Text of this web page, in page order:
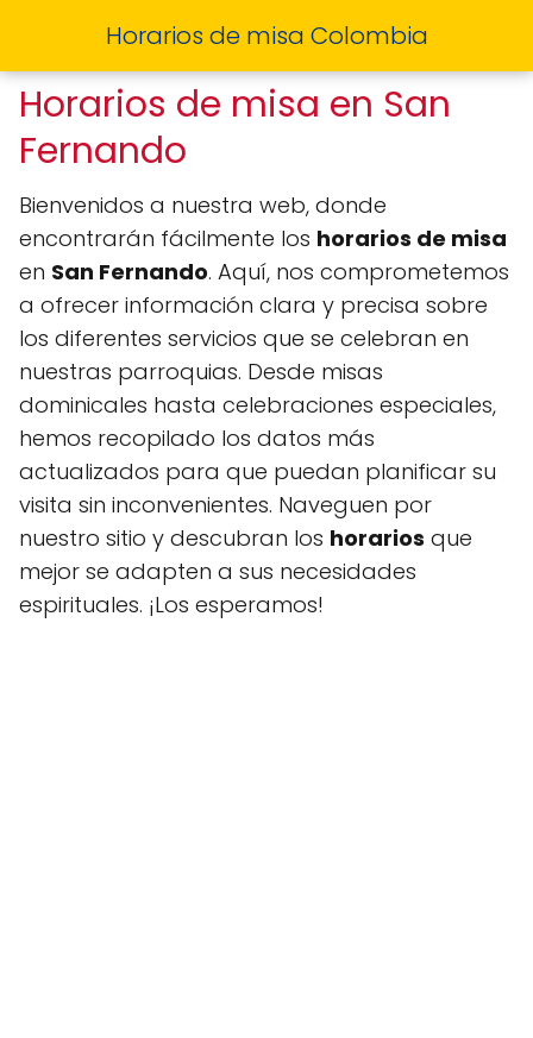
Horarios de misa Colombia
Horarios de misa en San
Fernando
Bienvenidos a nuestra web, donde
encontrarán fácilmente los horarios de misa
en San Fernando. Aquí, nos comprometemos
a ofrecer información clara y precisa sobre
los diferentes servicios que se celebran en
nuestras parroquias. Desde misas
dominicales hasta celebraciones especiales,
hemos recopilado los datos más
actualizados para que puedan planificar su
visita sin inconvenientes. Naveguen por
nuestro sitio y descubran los horarios que
mejor se adapten a sus necesidades
espirituales. ¡Los esperamos!